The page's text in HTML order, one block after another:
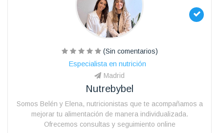
(Sin comentarios)
Especialista en nutrición
Madrid
Nutrebybel
Somos Belén y Elena, nutricionistas que te acompañamos a
mejorar tu alimentación de manera individualizada.
Ofrecemos consultas y seguimiento online